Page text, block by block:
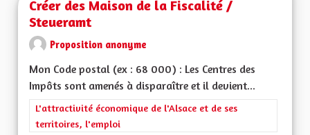
Créer des Maison de la Fiscalité /
Steueramt
Proposition anonyme
Mon Code postal (ex : 68 000) : Les Centres des
Impôts sont amenés à disparaître et il devient...
Filtrer les résultats de la catégorie : L'attractivité
L'attractivité économique de l'Alsace et de ses
territoires, l'emploi